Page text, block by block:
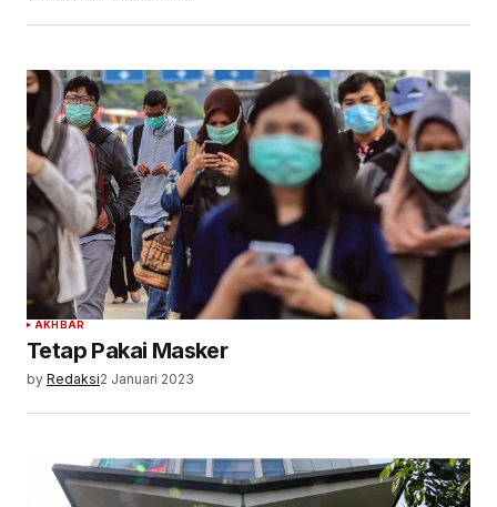
AKHBAR
Tetap Pakai Masker
by Redaksi2 Januari 2023